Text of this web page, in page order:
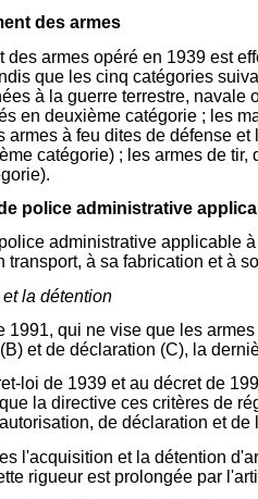
des armes
des armes opéré en 1939 est
que les cinq catégories
à la guerre terrestre,
en deuxième catégorie ; les
armes à feu dites de défense
catégorie) ; les armes de
police administrative
administrative applicable
transport, à sa fabrication et à
la détention
1991, qui ne vise que les
et de déclaration (C), la
loi de 1939 et au décret de
la directive ces critères de
de déclaration et de
l'acquisition et la détention
rigueur est prolongée par